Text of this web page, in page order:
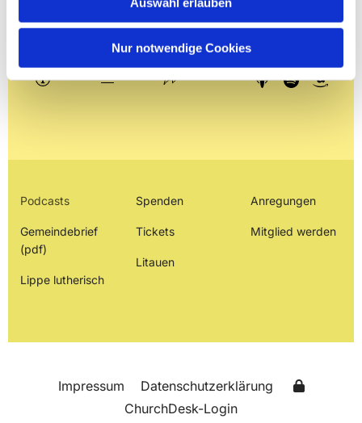
Nur notwendige Cookies
Podcasts
Gemeindebrief
(pdf)
Lippe lutherisch
Spenden
Tickets
Litauen
Anregungen
Mitglied werden
Impressum
Datenschutzerklärung
ChurchDesk-Login